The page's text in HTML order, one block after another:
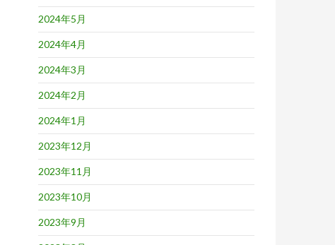
2024年5月
2024年4月
2024年3月
2024年2月
2024年1月
2023年12月
2023年11月
2023年10月
2023年9月